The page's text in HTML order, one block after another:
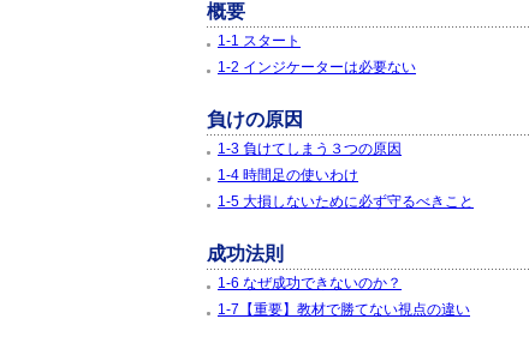
概要
1-1 スタート
1-2 インジケーターは必要ない
負けの原因
1-3 負けてしまう３つの原因
1-4 時間足の使いわけ
1-5 大損しないために必ず守るべきこと
成功法則
1-6 なぜ成功できないのか？
1-7【重要】教材で勝てない視点の違い